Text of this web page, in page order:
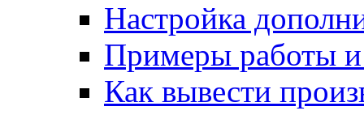
Настройка
Примеры работы
Как вывести